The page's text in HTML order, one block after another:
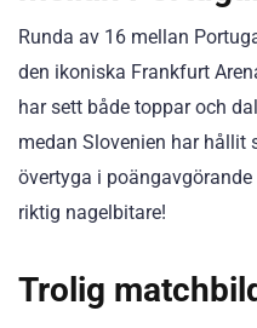
Runda av 16 mellan
den ikoniska Frankfurt
har sett både toppar och
medan Slovenien har hållit
övertyga i
riktig nagelbitare!
Trolig